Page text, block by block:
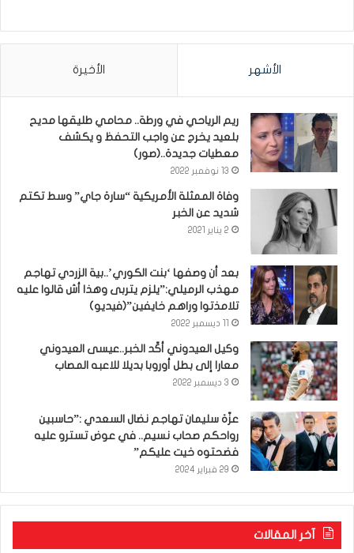
الأشهر الأخيرة
ريم الرياحي في ورطة.. محامي طليقها مديح
بلعيد يخرج عن واجب التحفظ و يكشف
معطيات جديدة..(صور)
13 نوفمبر 2022
وفاة الممثلة الأمريكية “سارة جاي” وسط تكتم
شديد عن الخبر
2 يناير 2021
بعد أن وصفها ‘بنت الكوري’..بية الزردي تهاجم
مهذب الرميلي:”يلزم يتربى وهذا أش قالوا عليه
تلامذتوا وراهم خايفين”(فيديو)
وكيل العيدوني أكّد الخبر..عيسى العيدوني
معارا إلى بطل أوروبا بديلا للاعبه المصاب
3 ديسمبر 2022
عزّة سليمان تهاجم نضال السعدي :”حاسبين
رواحكم صحاب نسيم.. في عوض تسترو عليه
فضحتوه خيت عليكم”
29 فبراير 2024
آخر المقالات